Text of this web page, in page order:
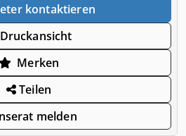
kontaktieren
Druckansicht
Merken
Teilen
melden